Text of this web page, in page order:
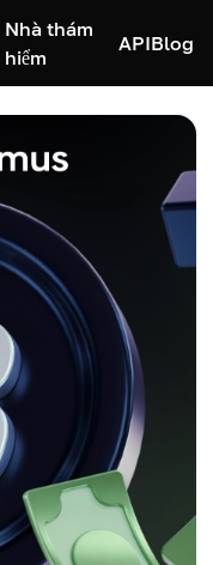
Nhà thám
hiểm
APIBlog